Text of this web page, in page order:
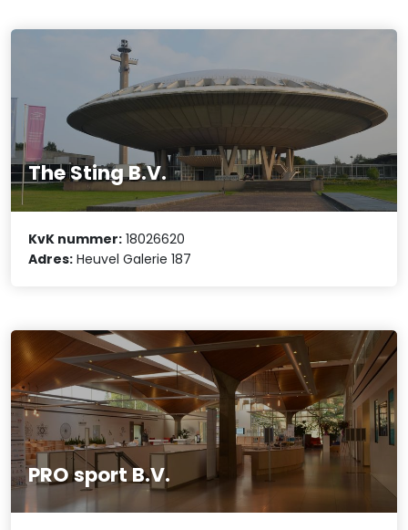
The Sting B.V.
KvK nummer: 18026620
Adres: Heuvel Galerie 187
PRO sport B.V.